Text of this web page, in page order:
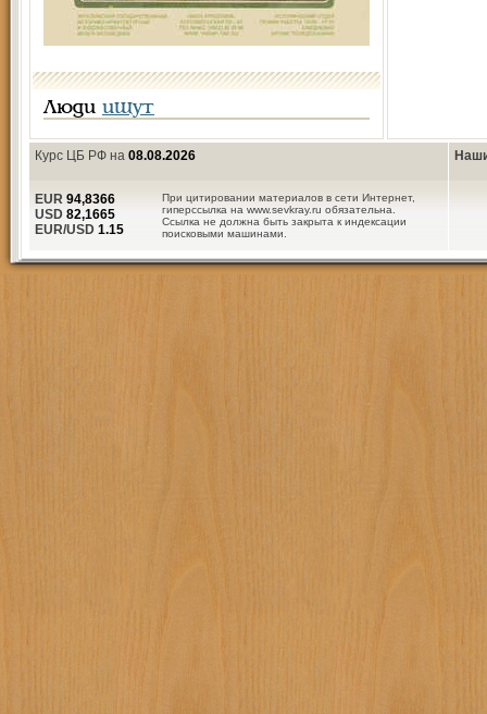
Люди ищут
Курс ЦБ РФ на 08.08.2026
При цитировании материалов в сети Интернет,
гиперссылка на www.sevkray.ru обязательна.
Ссылка не должна быть закрыта к индексации
поисковыми машинами.
EUR 94,8366
USD 82,1665
EUR/USD 1.15